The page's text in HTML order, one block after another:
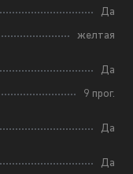
Да
желтая
Да
9 прог.
Да
Да